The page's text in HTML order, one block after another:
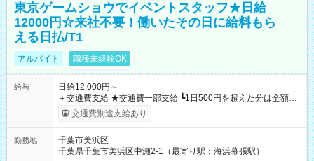
東京ゲームショウでイベントスタッフ★日給
12000円☆来社不要！働いたその日に給料もら
える日払/T1
アルバイト 職種未経験OK
給与
日給12,000円～
＋交通費支給 ★交通費一部支給 ┗1日500円を超えた分は全額支
給！ ※往復500円以内の方は自己負担となります ★日払いOK！
（規定あり） ┗働いたその日に現金GET♪ お仕事後はコンビニ
なし
交通費別途支給あり
勤務地
千葉市美浜区
千葉県千葉市美浜区中瀬2-1（最寄り駅：海浜幕張駅）